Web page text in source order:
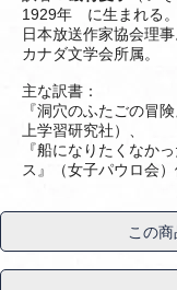
1929年 に生まれる。
日本放送作家協会理事
カナダ文学会所属。
主な訳書：
『洞穴のふたごの冒
上学習研究社）、
『船になりたくなか
ス』（女子パウロ会）
この